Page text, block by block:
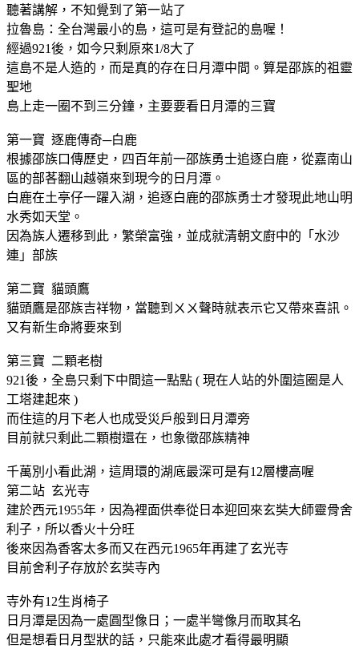
聽著講解，不知覺到了第一站了
拉魯島：全台灣最小的島，這可是有登記的島喔！
經過921後，如今只剩原來1/8大了
這島不是人造的，而是真的存在日月潭中間。算是邵族的祖靈
聖地
島上走一圈不到三分鐘，主要要看日月潭的三寶
第一寶 逐鹿傳奇─白鹿
根據邵族口傳歷史，四百年前一邵族勇士追逐白鹿，從嘉南山
區的部茖翻山越嶺來到現今的日月潭。
白鹿在土亭仔一躍入湖，追逐白鹿的邵族勇士才發現此地山明
水秀如天堂。
因為族人遷移到此，繁榮富強，並成就清朝文廚中的「水沙
連」部族
第二寶 貓頭鷹
貓頭鷹是邵族吉祥物，當聽到ㄨㄨ聲時就表示它又帶來喜訊。
又有新生命將要來到
第三寶 二顆老樹
921後，全島只剩下中間這一點點 ( 現在人站的外圍這圈是人
工塔建起來 )
而住這的月下老人也成受災戶般到日月潭旁
目前就只剩此二顆樹還在，也象徵邵族精神
千萬別小看此湖，這周環的湖底最深可是有12層樓高喔
第二站 玄光寺
建於西元1955年，因為裡面供奉從日本迎回來玄奘大師靈骨舍
利子，所以香火十分旺
後來因為香客太多而又在西元1965年再建了玄光寺
目前舍利子存放於玄奘寺內
寺外有12生肖椅子
日月潭是因為一處圓型像日；一處半彎像月而取其名
但是想看日月型狀的話，只能來此處才看得最明顯